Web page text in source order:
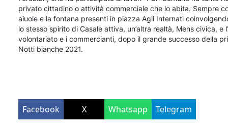
privato cittadino o attività commerciale che lo abita. Sempre
aiuole e la fontana presenti in piazza Agli Internati
lo stesso spirito di Casale attiva, un’altra realtà, Mens civica,
volontariato e i commercianti, dopo il grande successo della
Notti bianche 2021.
Facebook X Whatsapp Telegram